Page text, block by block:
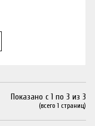
Показано с 1 по 3 из 3
(всего 1 страниц)